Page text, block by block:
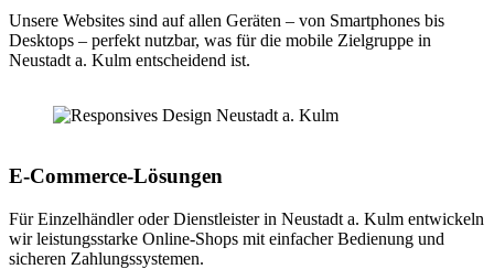
Unsere Websites sind auf allen Geräten – von Smartphones bis
Desktops – perfekt nutzbar, was für die mobile Zielgruppe in
Neustadt a. Kulm entscheidend ist.
E-Commerce-Lösungen
Für Einzelhändler oder Dienstleister in Neustadt a. Kulm entwickeln
wir leistungsstarke Online-Shops mit einfacher Bedienung und
sicheren Zahlungssystemen.